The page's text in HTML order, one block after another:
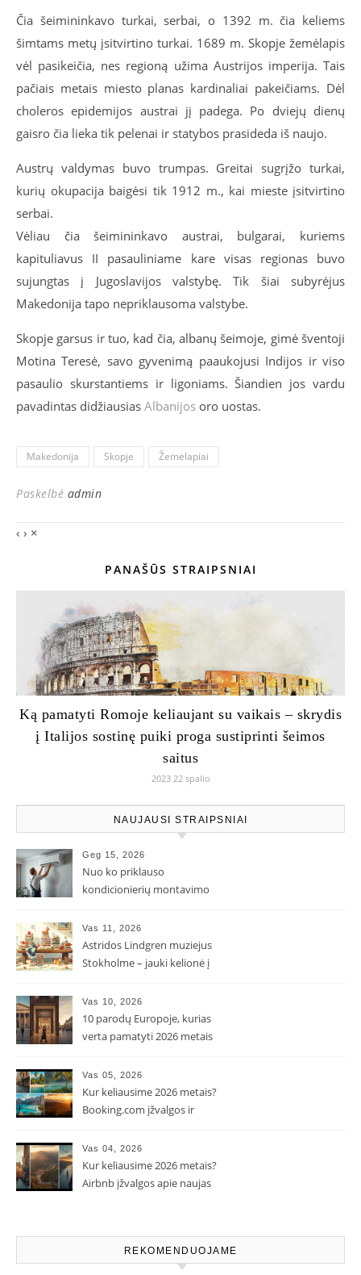
Čia šeimininkavo turkai, serbai, o 1392 m. čia keliems
šimtams metų įsitvirtino turkai. 1689 m. Skopje žemėlapis
vėl pasikeičia, nes regioną užima Austrijos imperija. Tais
pačiais metais miesto planas kardinaliai pakeičiams. Dėl
choleros epidemijos austrai jį padega. Po dviejų dienų
gaisro čia lieka tik pelenai ir statybos prasideda iš naujo.
Austrų valdymas buvo trumpas. Greitai sugrįžo turkai,
kurių okupacija baigėsi tik 1912 m., kai mieste įsitvirtino
serbai.
Vėliau čia šeimininkavo austrai, bulgarai, kuriems
kapituliavus II pasauliniame kare visas regionas buvo
sujungtas į Jugoslavijos valstybę. Tik šiai subyrėjus
Makedonija tapo nepriklausoma valstybe.
Skopje garsus ir tuo, kad čia, albanų šeimoje, gimė šventoji
Motina Teresė, savo gyvenimą paaukojusi Indijos ir viso
pasaulio skurstantiems ir ligoniams. Šiandien jos vardu
pavadintas didžiausias Albanijos oro uostas.
Makedonija Skopje Žemėlapiai
Paskelbė admin
‹ › ×
PANAŠŪS STRAIPSNIAI
Ką pamatyti Romoje keliaujant su vaikais – skrydis
į Italijos sostinę puiki proga sustiprinti šeimos
saitus
2023 22 spalio
NAUJAUSI STRAIPSNIAI
Geg 15, 2026
Nuo ko priklauso
kondicionierių montavimo
Vas 11, 2026
Astridos Lindgren muziejus
Stokholme – jauki kelionė į
Vas 10, 2026
10 parodų Europoje, kurias
verta pamatyti 2026 metais
Vas 05, 2026
Kur keliausime 2026 metais?
Booking.com įžvalgos ir
Vas 04, 2026
Kur keliausime 2026 metais?
Airbnb įžvalgos apie naujas
REKOMENDUOJAME